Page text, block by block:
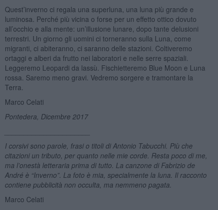
Quest’inverno ci regala una superluna, una luna più grande e
luminosa. Perché più vicina o forse per un effetto ottico dovuto
all’occhio e alla mente: un’illusione lunare, dopo tante delusioni
terrestri. Un giorno gli uomini ci torneranno sulla Luna, come
migranti, ci abiteranno, ci saranno delle stazioni. Coltiveremo
ortaggi e alberi da frutto nei laboratori e nelle serre spaziali.
Leggeremo Leopardi da lassù. Fischietteremo Blue Moon e Luna
rossa. Saremo meno gravi. Vedremo sorgere e tramontare la
Terra.
Marco Celati
Pontedera, Dicembre 2017
I corsivi sono parole, frasi o titoli di Antonio Tabucchi. Più che
citazioni un tributo, per quanto nelle mie corde. Resta poco di me,
ma l’onestà letteraria prima di tutto. La canzone di Fabrizio de
André è “Inverno”. La foto è mia, specialmente la luna. Il racconto
contiene pubblicità non occulta, ma nemmeno pagata.
Marco Celati